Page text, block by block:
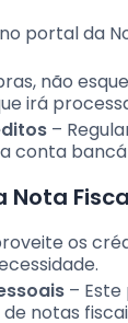
portal da
não
irá
–
conta
Nota
os
–
notas